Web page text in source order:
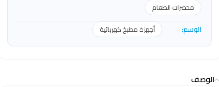
محضرات الطعام
الوسم: أجهزة مطبخ كهربائية
الوصف